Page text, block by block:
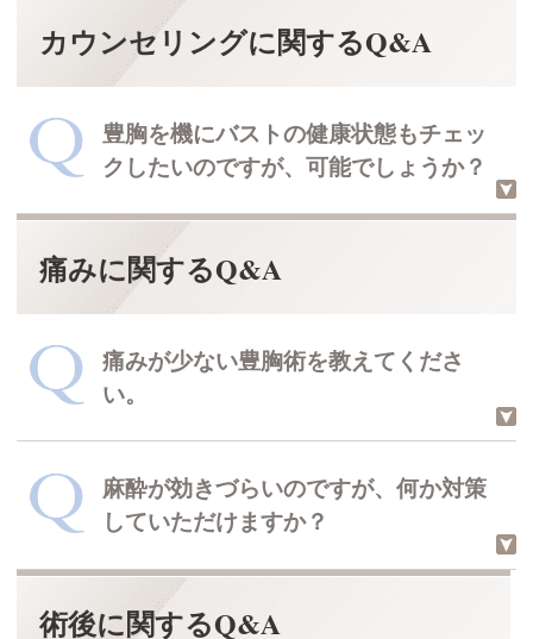
回答した医師
THE CLINIC 院長 村田 八千穂
豊胸手術の特徴について
見ためと感触、傷跡から判断すると、
シリコンバッグ豊胸がバレやすく、脂
るでしょう。
THE CLINIC 院長 村田 八千穂
豊胸のバレについて
カウンセリングに関するQ&A
豊胸を機にバストの健康状態もチェッ
クしたいのですが、可能でしょうか？
当院は、大学病院でも使用されている
乳腺用エコーを導入しています。
診察することが可能です。
必要な場合には、総合病院の受診をお
すすめいたします。
痛みに関するQ&A
痛みが少ない豊胸術を教えてくださ
い。
術前から術後まで、総合的に痛みが少
ないのはヒアルロン酸豊胸でしょう。
回答した医師
豊胸手術の痛みについて
麻酔が効きづらいのですが、何か対策
していただけますか？
鎮痛薬の併用が可能です。
術後に関するQ&A